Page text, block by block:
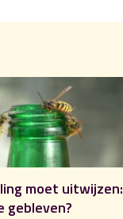
moet uitwijzen:
gebleven?